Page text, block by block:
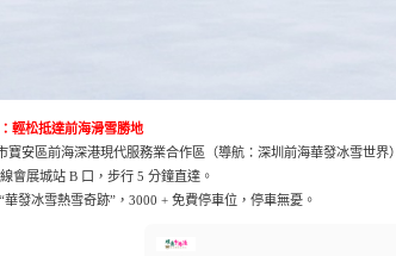
輕松抵達前海滑雪勝地
寶安區前海深港現代服務業合作區（導航：深圳前海華發冰雪世界）
會展城站 B 口，步行 5 分鐘直達。
華發冰雪熱雪奇跡”，3000 + 免費停車位，停車無憂。